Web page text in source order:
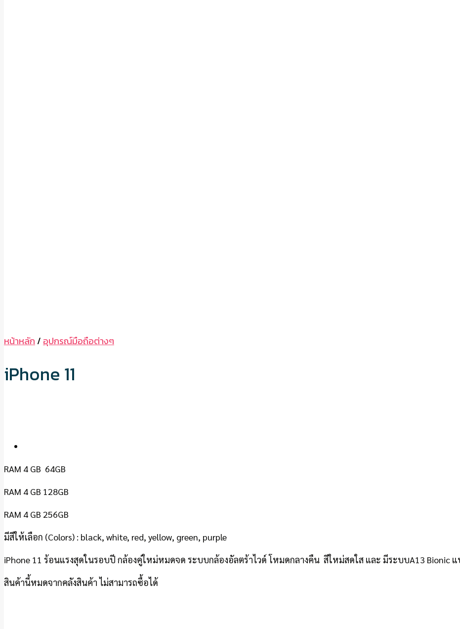
หน้าหลัก / อุปกรณ์มือถือต่างๆ
iPhone 11
RAM 4 GB 64GB
RAM 4 GB 128GB
RAM 4 GB 256GB
มีสีให้เลือก (Colors) : black, white, red, yellow, green, purple
iPhone 11 ร้อนแรงสุดในรอบปี กล้องคู่ใหม่หมดจด ระบบกล้องอัลตร้าไวด์ โหมดกลางคืน สีใหม่สดใส และ มีระบบA13 Bionic
สินค้านี้หมดจากคลังสินค้า ไม่สามารถซื้อได้